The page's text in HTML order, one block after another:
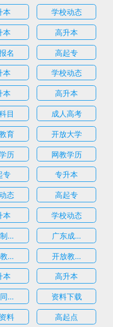
本
学校动态
本
高升本
名
高起专
本
学校动态
本
高升本
目
成人高考
育
开放大学
历
网教学历
专
专升本
态
高起专
本
学校动态
...
广东成...
...
开放教...
本
高升本
...
资料下载
料
高起点